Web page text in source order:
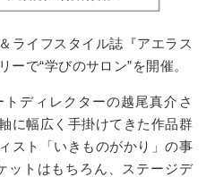
ライフスタイル誌『アエラス
で“学びのサロン”を開催。
ディレクターの越尾真介さ
に幅広く手掛けてきた作品群
スト「いきものがかり」の事
ットはもちろん、ステージデ